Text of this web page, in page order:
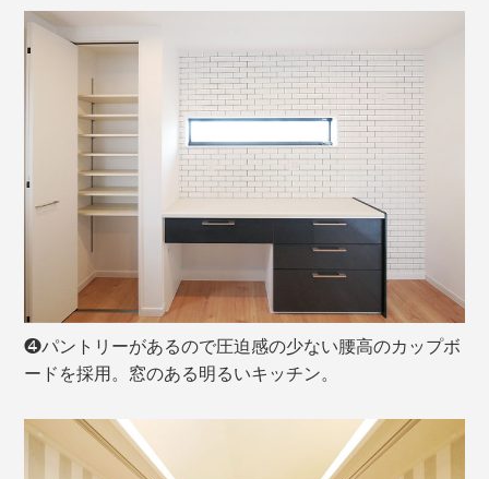
❹パントリーがあるので圧迫感の少ない腰高のカップボ
ードを採用。窓のある明るいキッチン。